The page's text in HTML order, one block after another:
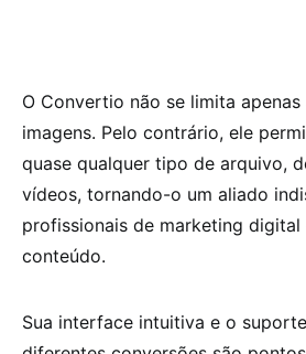
O Convertio não se limita
imagens. Pelo contrário, ele
quase qualquer tipo de arquivo,
vídeos, tornando-o um aliado
profissionais de marketing
conteúdo.
Sua interface intuitiva e o